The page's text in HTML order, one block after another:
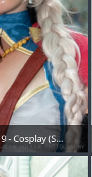
- Cosplay (Samstag)